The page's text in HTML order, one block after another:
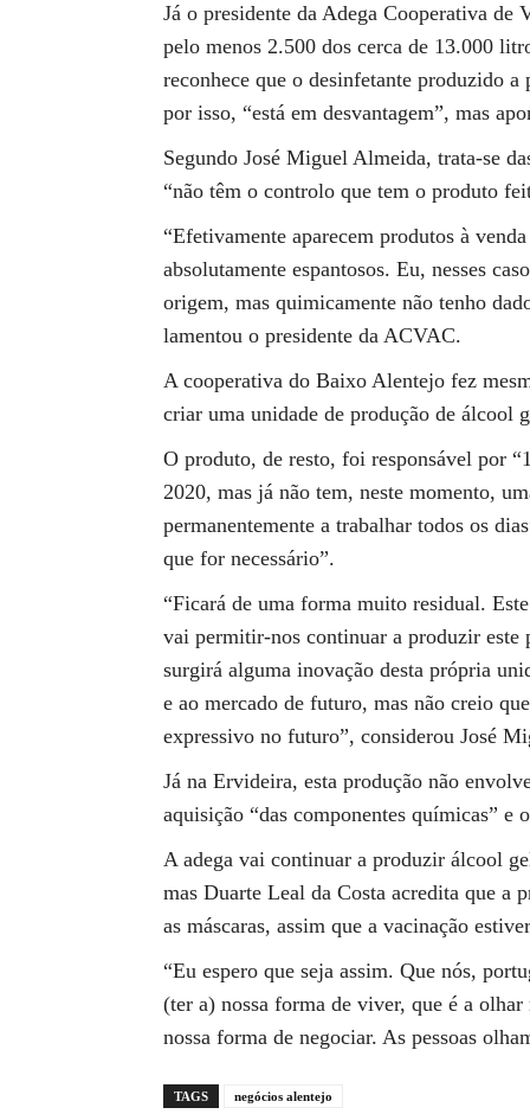
Já o presidente da Adega Cooperativa
pelo menos 2.500 dos cerca de 13.000
reconhece que o desinfetante produzido
por isso, “está em desvantagem”, mas
Segundo José Miguel Almeida, trata-se
“não têm o controlo que tem o produto
“Efetivamente aparecem produtos à
absolutamente espantosos. Eu, nesses
origem, mas quimicamente não tenho
lamentou o presidente da ACVAC.
A cooperativa do Baixo Alentejo fez
criar uma unidade de produção de álcool
O produto, de resto, foi responsável por
2020, mas já não tem, neste momento,
permanentemente a trabalhar todos os
que for necessário”.
“Ficará de uma forma muito residual.
vai permitir-nos continuar a produzir este
surgirá alguma inovação desta própria
e ao mercado de futuro, mas não creio
expressivo no futuro”, considerou José
Já na Ervideira, esta produção não
aquisição “das componentes químicas” e
A adega vai continuar a produzir álcool
mas Duarte Leal da Costa acredita que a
as máscaras, assim que a vacinação
“Eu espero que seja assim. Que nós,
(ter a) nossa forma de viver, que é a
nossa forma de negociar. As pessoas
TAGS negócios alentejo